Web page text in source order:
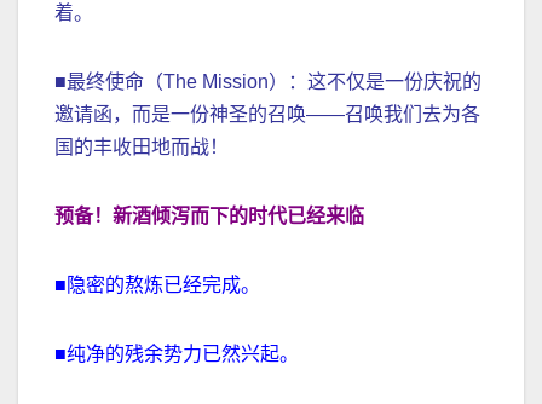
着。
■最终使命（The Mission）：这不仅是一份庆祝的
邀请函，而是一份神圣的召唤——召唤我们去为各
国的丰收田地而战！
预备！新酒倾泻而下的时代已经来临
■隐密的熬炼已经完成。
■纯净的残余势力已然兴起。